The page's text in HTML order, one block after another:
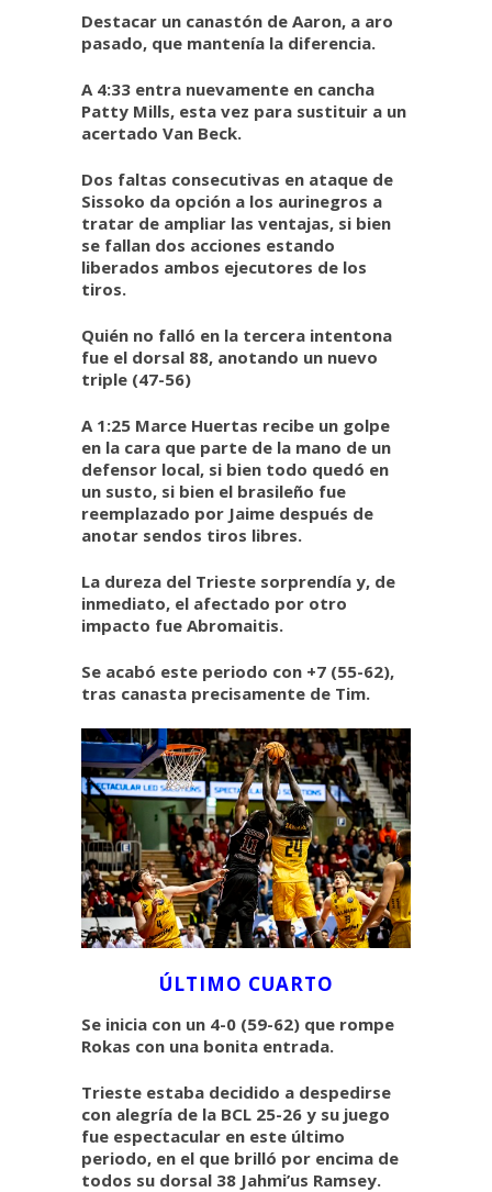
Destacar un canastón de Aaron, a aro
pasado, que mantenía la diferencia.
A 4:33 entra nuevamente en cancha
Patty Mills, esta vez para sustituir a un
acertado Van Beck.
Dos faltas consecutivas en ataque de
Sissoko da opción a los aurinegros a
tratar de ampliar las ventajas, si bien
se fallan dos acciones estando
liberados ambos ejecutores de los
tiros.
Quién no falló en la tercera intentona
fue el dorsal 88, anotando un nuevo
triple (47-56)
A 1:25 Marce Huertas recibe un golpe
en la cara que parte de la mano de un
defensor local, si bien todo quedó en
un susto, si bien el brasileño fue
reemplazado por Jaime después de
anotar sendos tiros libres.
La dureza del Trieste sorprendía y, de
inmediato, el afectado por otro
impacto fue Abromaitis.
Se acabó este periodo con +7 (55-62),
tras canasta precisamente de Tim.
ÚLTIMO CUARTO
Se inicia con un 4-0 (59-62) que rompe
Rokas con una bonita entrada.
Trieste estaba decidido a despedirse
con alegría de la BCL 25-26 y su juego
fue espectacular en este último
periodo, en el que brilló por encima de
todos su dorsal 38 Jahmi’us Ramsey.